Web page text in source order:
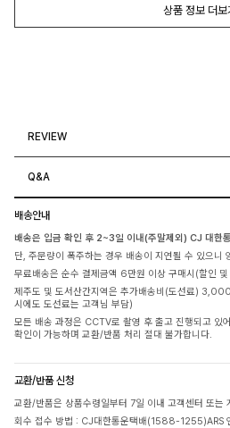
상품 정보 더보
REVIEW
Q&A
배송안내
배송은 입금 확인 후 2~3일 이내(주말제외) CJ 대한
단, 주문량이 폭주하는 경우 배송이 지연될 수 있으니
무료배송은 순수 결제금액 6만원 이상 구매시(할인
제주도 및 도서산간지역은 추가배송비(도선료)
시에도 도선료는 고객님 부담)
모든 배송 과정은 CCTV로 촬영 후 출고 진행되고 있
확인이 가능하며 교환/반품 처리 절대 불가합니다.
교환/반품 신청
교환/반품은 상품수령일부터 7일 이내 고객센터 또는
회수 접수 방법 : CJ대한통운택배(1588-1255)ARS